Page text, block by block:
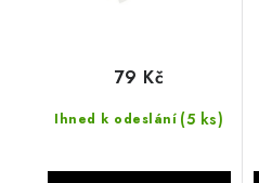
Ihned k odeslání (5 ks)
79 Kč